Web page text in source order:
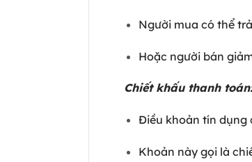
Người mua có thể
Hoặc người bán
Chiết khấu thanh
Điều khoản tín dụng
Khoản này gọi là